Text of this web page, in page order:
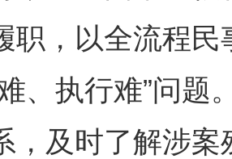
职，以全流程
、执行难”问
，及时了解涉